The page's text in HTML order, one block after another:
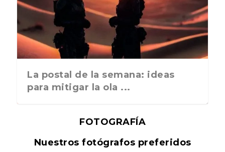
La postal de la semana: ideas
para mitigar la ola ...
FOTOGRAFÍA
Nuestros fotógrafos preferidos